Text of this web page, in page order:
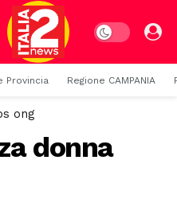
Dark mode
Provincia Regione CAMPANIA
ong
donna